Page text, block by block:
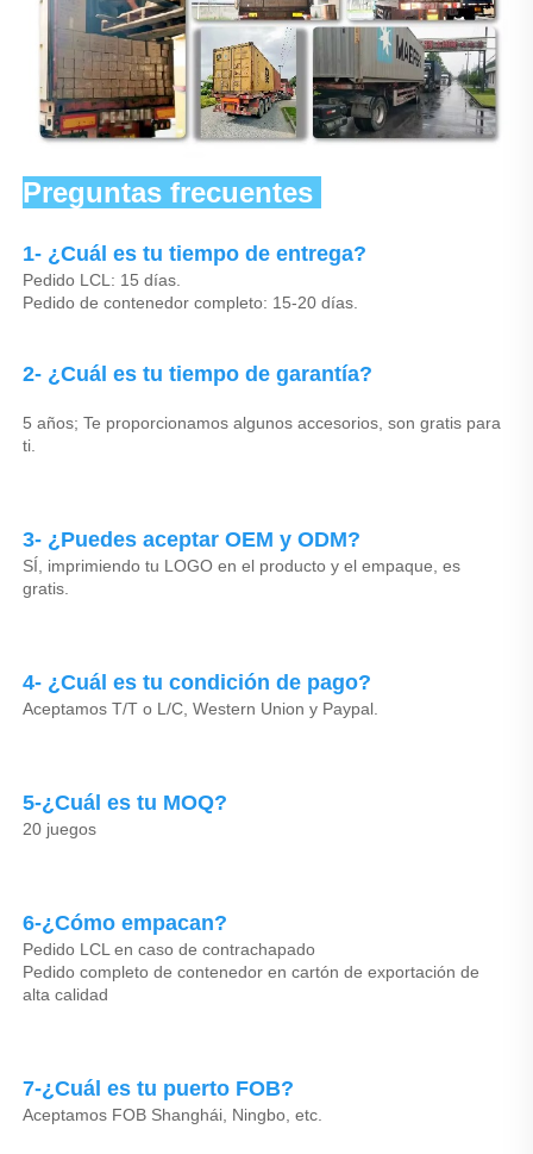
Preguntas frecuentes
1- ¿Cuál es tu tiempo de entrega?
Pedido LCL: 15 días.
Pedido de contenedor completo: 15-20 días.
2- ¿Cuál es tu tiempo de garantía?
5 años; Te proporcionamos algunos accesorios, son gratis para
ti.
3- ¿Puedes aceptar OEM y ODM?
SÍ, imprimiendo tu LOGO en el producto y el empaque, es
gratis.
4- ¿Cuál es tu condición de pago?
Aceptamos T/T o L/C, Western Union y Paypal.
5-¿Cuál es tu MOQ?
20 juegos
6-¿Cómo empacan?
Pedido LCL en caso de contrachapado
Pedido completo de contenedor en cartón de exportación de
alta calidad
7-¿Cuál es tu puerto FOB?
Aceptamos FOB Shanghái, Ningbo, etc.